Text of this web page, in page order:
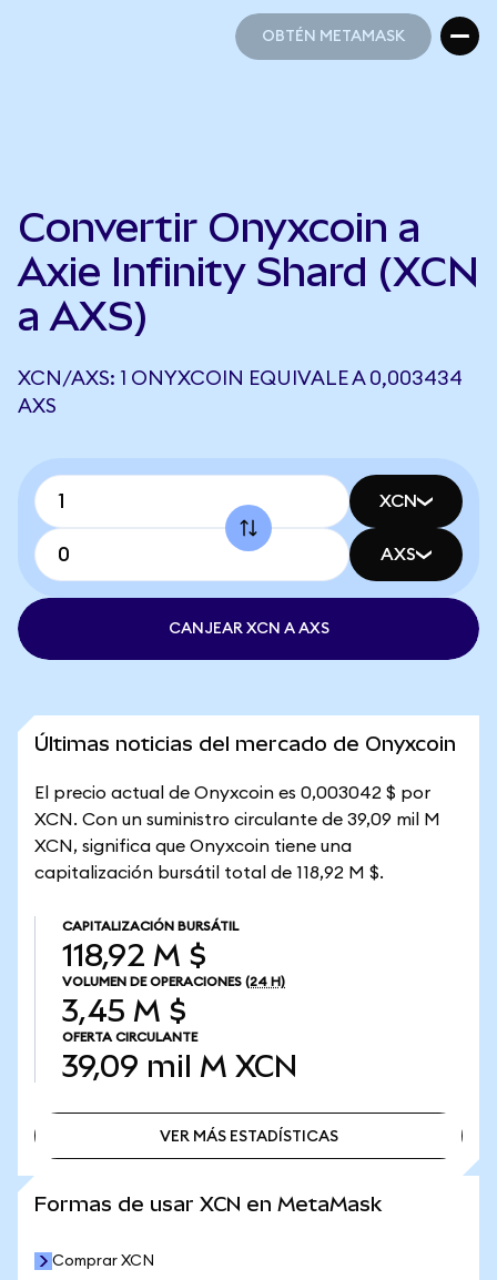
OBTÉN METAMASK
Convertir Onyxcoin a
Axie Infinity Shard (XCN
a AXS)
XCN/AXS: 1 ONYXCOIN EQUIVALE A 0,003434
AXS
XCN
AXS
CANJEAR XCN A AXS
Últimas noticias del mercado de Onyxcoin
El precio actual de Onyxcoin es 0,003042 $ por
XCN. Con un suministro circulante de 39,09 mil M
XCN, significa que Onyxcoin tiene una
capitalización bursátil total de 118,92 M $.
CAPITALIZACIÓN BURSÁTIL
118,92 M $
VOLUMEN DE OPERACIONES (24 H)
3,45 M $
OFERTA CIRCULANTE
39,09 mil M XCN
VER MÁS ESTADÍSTICAS
Formas de usar XCN en MetaMask
Comprar XCN